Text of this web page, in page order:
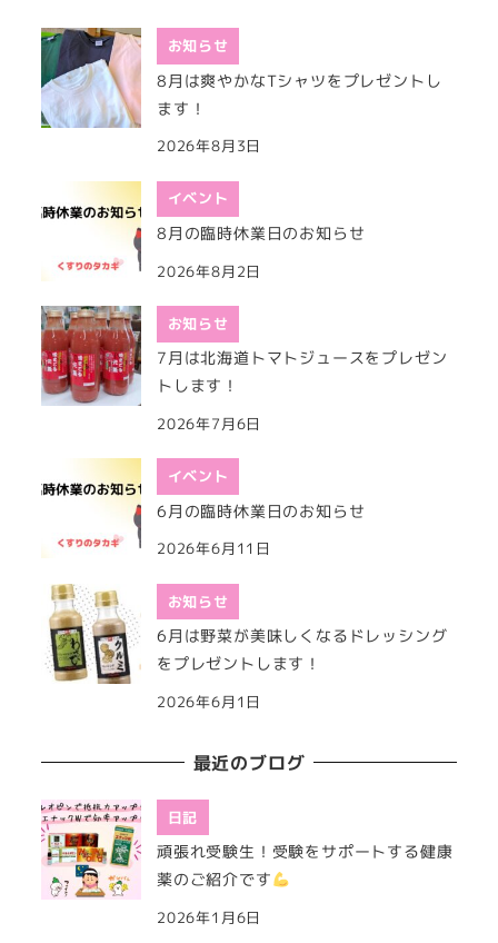
お知らせ
8月は爽やかなTシャツをプレゼントし
ます！
2026年8月3日
イベント
8月の臨時休業日のお知らせ
2026年8月2日
お知らせ
7月は北海道トマトジュースをプレゼン
トします！
2026年7月6日
イベント
6月の臨時休業日のお知らせ
2026年6月11日
お知らせ
6月は野菜が美味しくなるドレッシング
をプレゼントします！
2026年6月1日
最近のブログ
日記
頑張れ受験生！受験をサポートする健康
薬のご紹介です
2026年1月6日